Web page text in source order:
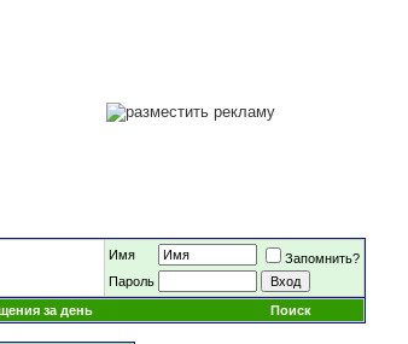
Имя
Запомнить?
Пароль
за день Поиск